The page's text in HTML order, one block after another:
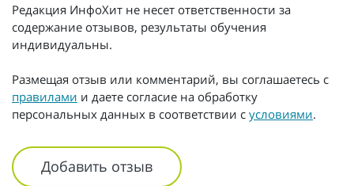
Редакция ИнфоХит не несет ответственности за
содержание отзывов, результаты обучения
индивидуальны.
Размещая отзыв или комментарий, вы соглашаетесь с
правилами и даете согласие на обработку
персональных данных в соответствии с условиями.
Добавить отзыв